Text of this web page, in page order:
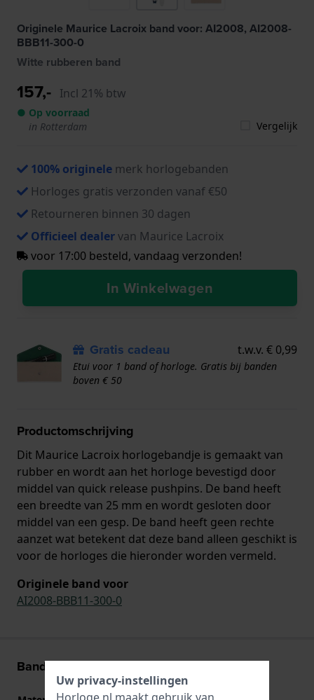
Originele Maurice Lacroix band voor: AI2008, AI2008-
BBB11-300-0
Witte rubberen band
157,- Incl 21% btw
● Op voorraad
in Rotterdam
Vergelijk
100% originele merk horlogebanden
Horloges gratis verzonden vanaf €50
Retourneren binnen 30 dagen
Officieel dealervan Maurice Lacroix
voor 17:00 besteld, vandaag verzonden!
In Winkelwagen
Gratis cadeau t.w.v. € 0,99
Etui voor 1 band of horloge. Gratis bij banden
boven € 50
Productomschrijving
Dit Maurice Lacroix horlogebandje is gemaakt van
rubber en wordt aan het horloge bevestigd door
middel van quick release pushpins. De band heeft
een breedte van 25 mm en wordt gesloten door
middel van een gesp. De band heeft geen rechte
aanzet wat betekent dat deze band alleen geschikt is
voor de horloges die hieronder worden vermeld.
Originele band voor
AI2008-BBB11-300-0
Band informatie
Uw privacy-instellingen
Horloge.nl maakt gebruik van